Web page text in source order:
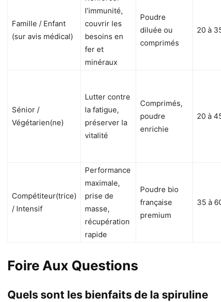
Famille / Enfant
(sur avis médical)
l’immunité,
couvrir les
besoins en
fer et
minéraux
Poudre
diluée ou
comprimés
20 à
Sénior /
Végétarien(ne)
Lutter contre
la fatigue,
préserver la
vitalité
Comprimés,
poudre
enrichie
20 à
Compétiteur(trice)
/ Intensif
Performance
maximale,
prise de
masse,
récupération
rapide
Poudre bio
française
premium
35 à
Foire Aux Questions
Quels sont les bienfaits de la spiruline